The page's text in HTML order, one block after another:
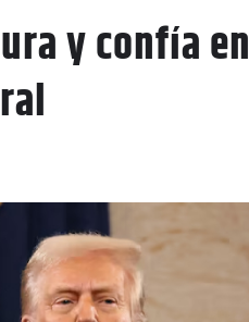
y confía en